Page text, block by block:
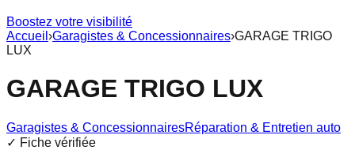
Boostez votre visibilité
Accueil ›Garagistes & Concessionnaires›GARAGE TRIGO
LUX
GARAGE TRIGO LUX
Garagistes & ConcessionnairesRéparation & Entretien auto
✓ Fiche vérifiée